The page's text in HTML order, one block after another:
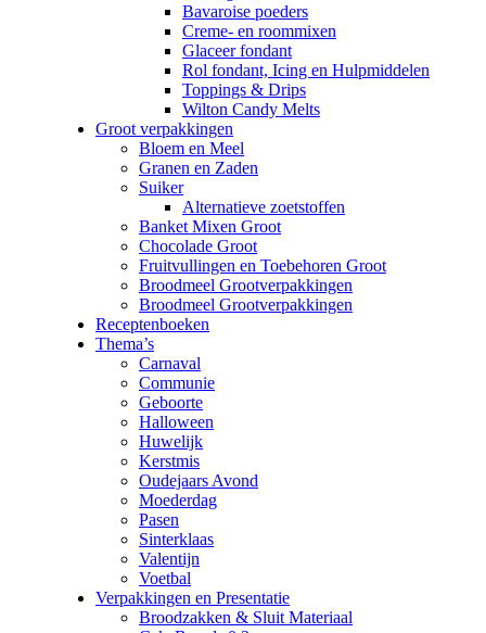
Bavaroise poeders
Creme- en roommixen
Glaceer fondant
Rol fondant, Icing en Hulpmiddelen
Toppings & Drips
Wilton Candy Melts
Groot verpakkingen
Bloem en Meel
Granen en Zaden
Suiker
Alternatieve zoetstoffen
Banket Mixen Groot
Chocolade Groot
Fruitvullingen en Toebehoren Groot
Broodmeel Grootverpakkingen
Broodmeel Grootverpakkingen
Receptenboeken
Thema’s
Carnaval
Communie
Geboorte
Halloween
Huwelijk
Kerstmis
Oudejaars Avond
Moederdag
Pasen
Sinterklaas
Valentijn
Voetbal
Verpakkingen en Presentatie
Broodzakken & Sluit Materiaal